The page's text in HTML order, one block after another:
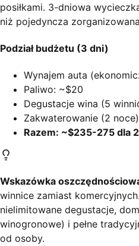
posiłkami. 3-dniowa
niż pojedyncza
Podział budżetu (3 dni)
Wynajem auta
Paliwo: ~$20
Degustacje wina (5
Zakwaterowanie (2
Razem: ~$235-275 dla
Wskazówka
winnice zamiast
nielimitowane degustacje,
winogronowe) i pełne
od osoby.